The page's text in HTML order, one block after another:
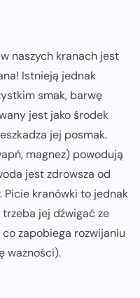
naszych kranach jest
Istnieją jednak
smak, barwę
jest jako środek
jej posmak.
magnez) powodują
jest zdrowsza od
Picie kranówki to jednak
jej dźwigać ze
zapobiega rozwijaniu
ważności).